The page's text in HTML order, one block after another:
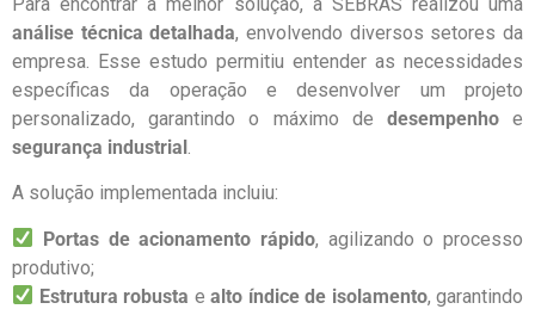
análise técnica detalhada, envolvendo diversos setores da
empresa. Esse estudo permitiu entender as necessidades
específicas da operação e desenvolver um projeto
personalizado, garantindo o máximo de desempenhoe
segurança industrial.
A solução implementada incluiu:
Portas de acionamento rápido, agilizando o processo
produtivo;
Estrutura robusta ealto índice de isolamento, garantindo